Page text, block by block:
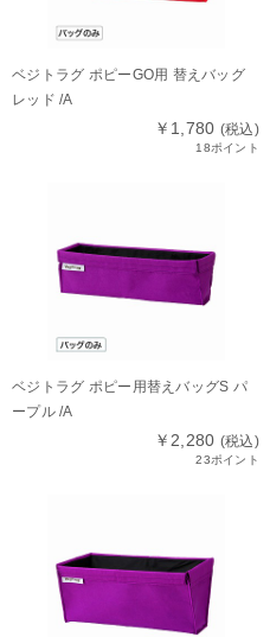
ベジトラグ ポピーGO用 替えバッグ
レッド /A
￥1,780 (税込)
18ポイント
ベジトラグ ポピー用替えバッグS パ
ープル /A
￥2,280 (税込)
23ポイント